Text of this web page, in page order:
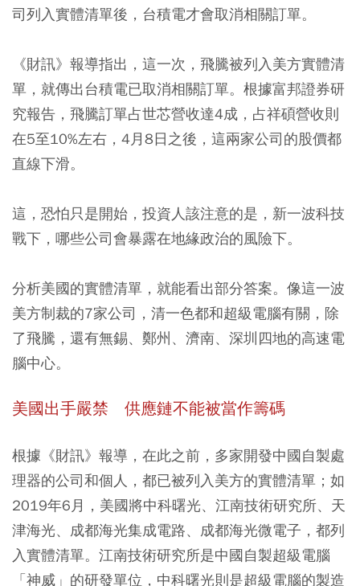
司列入實體清單後，台積電才會取消相關訂單。
《財訊》報導指出，這一次，飛騰被列入美方實體清
單，就傳出台積電已取消相關訂單。根據富邦證券研
究報告，飛騰訂單占世芯營收達4成，占祥碩營收則
在5至10%左右，4月8日之後，這兩家公司的股價都
直線下滑。
這，恐怕只是開始，投資人該注意的是，新一波科技
戰下，哪些公司會暴露在地緣政治的風險下。
分析美國的實體清單，就能看出部分答案。像這一波
美方制裁的7家公司，清一色都和超級電腦有關，除
了飛騰，還有無錫、鄭州、濟南、深圳四地的高速電
腦中心。
美國出手嚴禁 供應鏈不能被當作籌碼
根據《財訊》報導，在此之前，多家開發中國自製處
理器的公司和個人，都已被列入美方的實體清單；如
2019年6月，美國將中科曙光、江南技術研究所、天
津海光、成都海光集成電路、成都海光微電子，都列
入實體清單。江南技術研究所是中國自製超級電腦
「神威」的研發單位，中科曙光則是超級電腦的製造